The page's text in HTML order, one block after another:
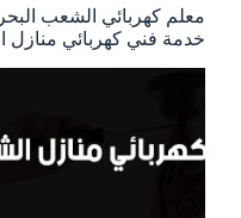
خدمة فني كهربائي منازل